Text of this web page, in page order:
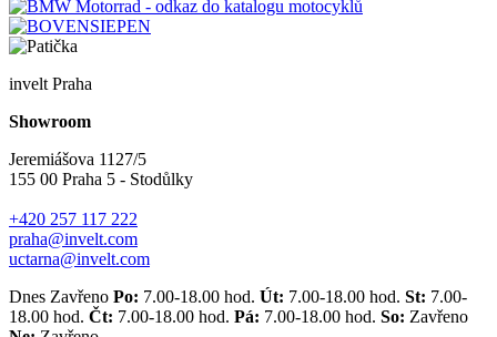
invelt Praha
Showroom
Jeremiášova 1127/5
155 00 Praha 5 - Stodůlky
+420 257 117 222
praha@invelt.com
uctarna@invelt.com
Dnes Zavřeno Po: 7.00-18.00 hod. Út: 7.00-18.00 hod. St: 7.00-
18.00 hod. Čt: 7.00-18.00 hod. Pá: 7.00-18.00 hod. So: Zavřeno